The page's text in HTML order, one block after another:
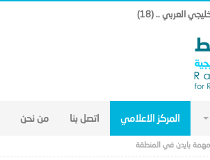
العربي .. (18)
المركز الاعلامي اتصل بنا من نحن
مهمة بايدن في المنطقة